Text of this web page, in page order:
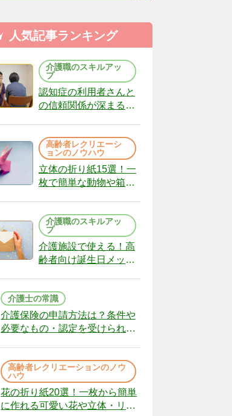
人気記事ランキング
介護職のスキルアッ
プ
認知症の利用者さんと
の信頼関係が深まる声
（22）
高齢者レクリエーシ
ョンのノウハウ
立体の折り紙15選！一
枚で簡単な動物や箱、
介護職のスキルアッ
プ
介護施設で使える！高
齢者向け誕生日メッセ
介護士の常識
介護保険の申請方法は？条件や
必要なもの・認定を受けられな
高齢者レクリエーションのノウ
ハウ
花の折り紙20選！一枚から簡単
に作れる可愛い花や立体・リー